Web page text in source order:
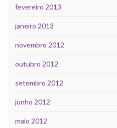
fevereiro 2013
janeiro 2013
novembro 2012
outubro 2012
setembro 2012
junho 2012
maio 2012